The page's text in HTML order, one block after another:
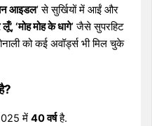
आइडल’ से सुर्खियों में आईं और
‘मोह मोह के धागे’ जैसे सुपरहिट
को कई अवॉर्ड्स भी मिल चुके
2025 में40 वर्षहै.